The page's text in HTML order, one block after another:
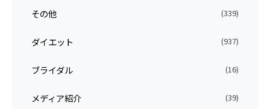
その他 (339)
ダイエット (937)
ブライダル (16)
メディア紹介 (39)